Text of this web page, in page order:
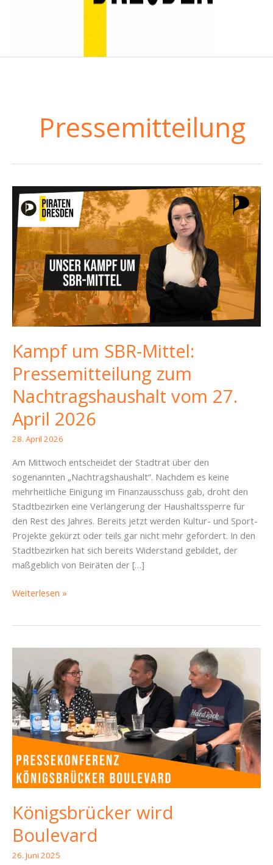
Pressemitteilung
Kampf um SBR-Mittel:
Pressemitteilung zum
Nachtragshaushalt vom 27.
April 2026
28. April 2026
Am Mittwoch entscheidet der Stadtrat über den
sogenannten „Nachtragshaushalt“. Nachdem es keine
mehrheitliche Einigung im Finanzausschuss gab, droht den
Stadtbezirken eine Verlängerung der Haushaltssperre für
den Rest des Jahres. Bereits jetzt werden Kultur- und Sport-
Projekte gekürzt oder teils gar nicht mehr gefördert. In den
Stadtbezirken hat sich bereits Widerstand gebildet, der
maßgeblich von Beiräten der […]
Kampf
Pressemitteilung
Nachtragshaushalt
vom
27.
April
2026
Weiterlesen »
Königsbrücker wird
Boulevard
26. Juni 2025